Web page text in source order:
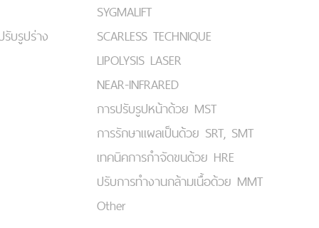
บรูปร่าง
SYGMALIFT
SCARLESS TECHNIQUE
LIPOLYSIS LASER
NEAR-INFRARED
การปรับรูปหน้าด้วย MST
การรักษาแผลเป็นด้วย SRT, SMT
เทคนิคการกำจัดขนด้วย HRE
ปรับการทำงานกล้ามเนื้อด้วย MMT
Other